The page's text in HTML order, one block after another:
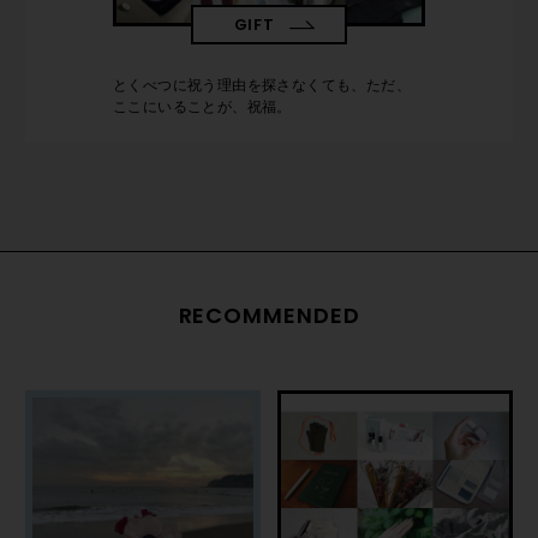
GIFT
とくべつに祝う理由を探さなくても、ただ、
ここにいることが、祝福。
RECOMMENDED